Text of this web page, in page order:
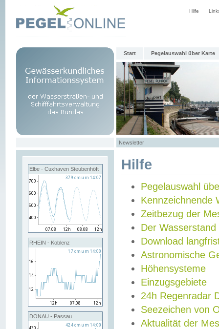
Hilfe
Start Pegelauswahl über Karte
Newsletter
Elbe - Cuxhaven Steubenhöft
RHEIN - Koblenz
DONAU - Passau
Hilfe
Pegelauswahl
Kennzeichnende
Zeitbezug der
Der Wasserstand
Download
Astronomische
Höhensysteme
Einzugsgebiete
24h Regenradar
Seezeichen von
Aktualität der